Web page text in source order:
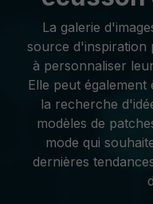
La galerie
source d'inspiration
à personnaliser
Elle peut
la recherche
modèles de
mode qui
dernières